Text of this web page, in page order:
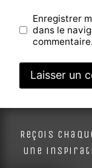
Enregistrer
dans le
commentaire.
Alternative:
Reçois
une